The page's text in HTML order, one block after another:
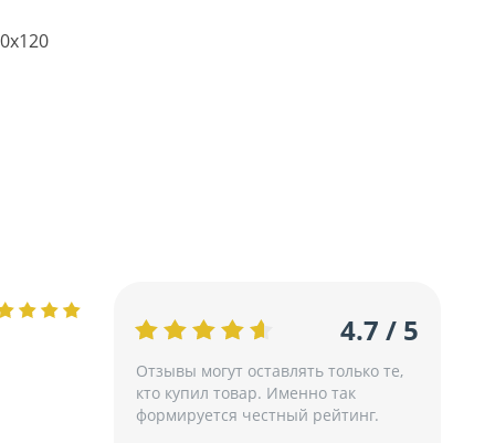
4.7 / 5
Отзывы могут оставлять только те,
кто купил товар. Именно так
формируется честный рейтинг.